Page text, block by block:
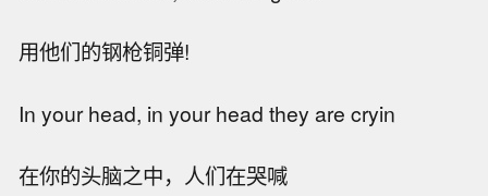
用他们的钢枪铜弹!
In your head, in your head they are cryin
在你的头脑之中，人们在哭喊